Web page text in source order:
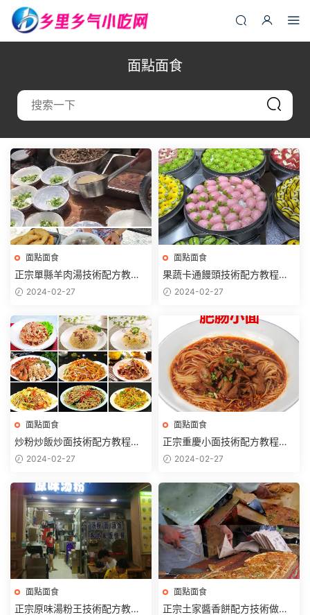
面點面食
面點面食
正宗單縣羊肉湯技術配方教程
羊骨湯調料秘方制作特色小吃
2024-02-27
面點面食
果蔬卡通饅頭技術配方教程彩
色包子揉面和面制作配方技術
2024-02-27
面點面食
炒粉炒飯炒面技術配方教程夜
市地攤小吃美食快餐蛋炒飯小
2024-02-27
面點面食
正宗重慶小面技術配方教程豌
雜面肥腸面牛肉面排骨面開店
2024-02-27
面點面食
正宗原味湯粉王技術配方教程
面點面食
正宗土家醬香餅配方技術做法